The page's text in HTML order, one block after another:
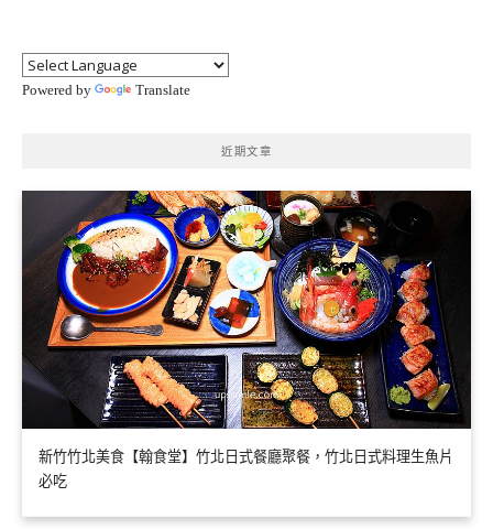
Powered by Translate
近期文章
新竹竹北美食【翰食堂】竹北日式餐廳聚餐，竹北日式料理生魚片
必吃